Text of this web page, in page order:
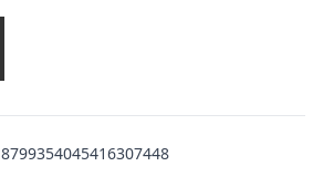
8799354045416307448